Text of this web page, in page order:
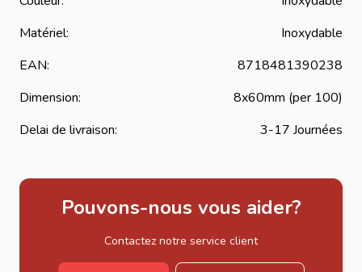
Matériel:
Inoxydable
EAN:
8718481390238
Dimension:
8x60mm (per 100)
Delai de livraison:
3-17 Journées
Pouvons-nous vous aider?
Contactez notre service client